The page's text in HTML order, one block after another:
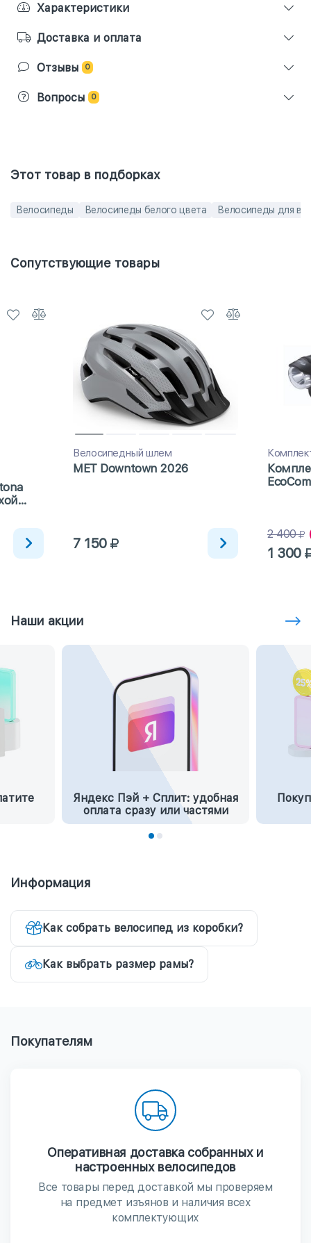
Характеристики
Доставка и оплата
Отзывы 0
Вопросы 0
Этот товар в подборках
Велосипеды Велосипеды белого цвета Велосипеды для
Сопутствующие товары
Велосипедный шлем
MET Downtown 2026
7 150
2 400
1 300
Наши акции
Яндекс Пэй + Сплит: удобная
оплата сразу или частями
Информация
Как собрать велосипед из коробки?
Как выбрать размер рамы?
Покупателям
Оперативная доставка собранных и
настроенных велосипедов
Все товары перед доставкой мы проверяем
на предмет изъянов и наличия всех
комплектующих